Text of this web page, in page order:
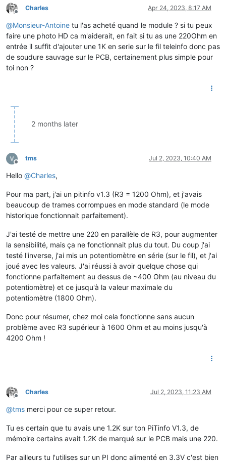
Offline
Charles Apr 24, 2023, 8:17 AM
@Monsieur-Antoine tu l'as acheté quand le module ? si tu peux
faire une photo HD ca m'aiderait, en fait si tu as une 220Ohm en
entrée il suffit d'ajouter une 1K en serie sur le fil teleinfo donc pas
de soudure sauvage sur le PCB, certainement plus simple pour
toi non ?
2 months later
Offline
tms Jul 2, 2023, 10:40 AM
Hello @Charles,
Pour ma part, j'ai un pitinfo v1.3 (R3 = 1200 Ohm), et j'avais
beaucoup de trames corrompues en mode standard (le mode
historique fonctionnait parfaitement).
J'ai testé de mettre une 220 en parallèle de R3, pour augmenter
la sensibilité, mais ça ne fonctionnait plus du tout. Du coup j'ai
testé l'inverse, j'ai mis un potentiomètre en série (sur le fil), et j'ai
joué avec les valeurs. J'ai réussi à avoir quelque chose qui
fonctionne parfaitement au dessus de ~400 Ohm (au niveau du
potentiomètre) et ce jusqu'à la valeur maximale du
potentiomètre (1800 Ohm).
Donc pour résumer, chez moi cela fonctionne sans aucun
problème avec R3 supérieur à 1600 Ohm et au moins jusqu'à
4200 Ohm !
Offline
Charles Jul 2, 2023, 11:23 AM
@tms merci pour ce super retour.
Tu es certain que tu avais une 1.2K sur ton PiTinfo V1.3, de
mémoire certains avait 1.2K de marqué sur le PCB mais une 220.
Par ailleurs tu l'utilises sur un PI donc alimenté en 3.3V c'est bien